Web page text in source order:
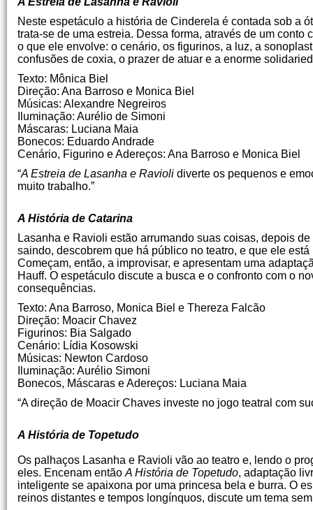
Neste espetáculo a história de Cinderela é contada sob a
trata-se de uma estreia. Dessa forma, através de um
o que ele envolve: o cenário, os figurinos, a luz, a
confusões de coxia, o prazer de atuar e a enorme
Texto: Mônica Biel
Direção: Ana Barroso e Monica Biel
Músicas: Alexandre Negreiros
Iluminação: Aurélio de Simoni
Máscaras: Luciana Maia
Bonecos: Eduardo Andrade
Cenário, Figurino e Adereços: Ana Barroso e Monica Biel
“A Estreia de Lasanha e Ravioli diverte os pequenos e
muito trabalho.”
A História de Catarina
Lasanha e Ravioli estão arrumando suas coisas, depois
saindo, descobrem que há público no teatro, e que ele
Começam, então, a improvisar, e apresentam uma
Hauff. O espetáculo discute a busca e o confronto com o
consequências.
Texto: Ana Barroso, Monica Biel e Thereza Falcão
Direção: Moacir Chavez
Figurinos: Bia Salgado
Cenário: Lídia Kosowski
Músicas: Newton Cardoso
Iluminação: Aurélio Simoni
Bonecos, Máscaras e Adereços: Luciana Maia
“A direção de Moacir Chaves investe no jogo teatral com
A História de Topetudo
Os palhaços Lasanha e Ravioli vão ao teatro e, lendo o
eles. Encenam então A História de Topetudo, adaptação
inteligente se apaixona por uma princesa bela e burra. O
reinos distantes e tempos longínquos, discute um tema